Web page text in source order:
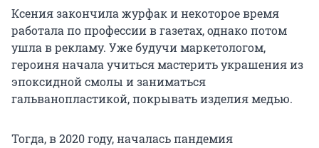
Ксения закончила журфак и некоторое время
работала по профессии в газетах, однако потом
ушла в рекламу. Уже будучи маркетологом,
героиня начала учиться мастерить украшения из
эпоксидной смолы и заниматься
гальванопластикой, покрывать изделия медью.
Тогда, в 2020 году, началась пандемия